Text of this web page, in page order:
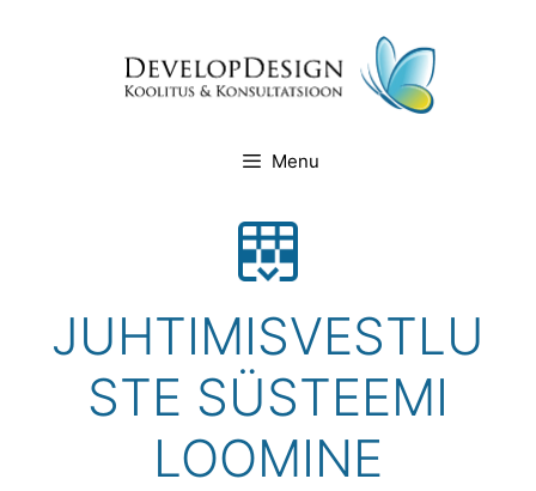
Menu
JUHTIMISVESTLU
STE SÜSTEEMI
LOOMINE